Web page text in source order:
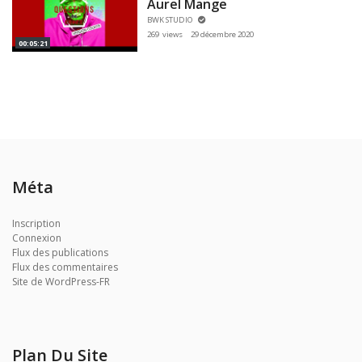
00:05:21
Aurel Mange
BWK STUDIO
269 views
29 décembre 2020
Méta
Inscription
Connexion
Flux des publications
Flux des commentaires
Site de WordPress-FR
Plan Du Site